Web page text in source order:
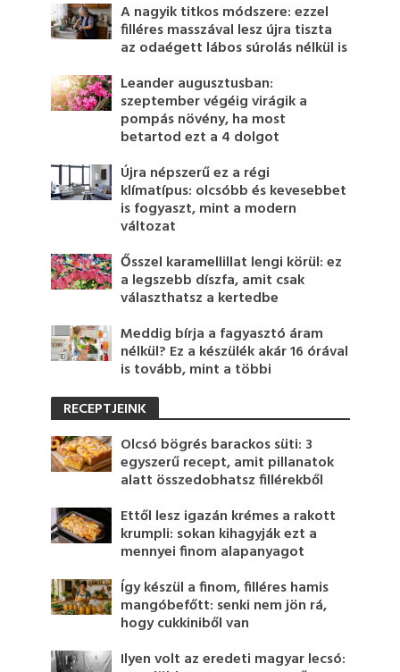
A nagyik titkos módszere: ezzel
filléres masszával lesz újra tiszta
az odaégett lábos súrolás nélkül is
Leander augusztusban:
szeptember végéig virágik a
pompás növény, ha most
betartod ezt a 4 dolgot
Újra népszerű ez a régi
klímatípus: olcsóbb és kevesebbet
is fogyaszt, mint a modern
változat
Ősszel karamellillat lengi körül: ez
a legszebb díszfa, amit csak
választhatsz a kertedbe
Meddig bírja a fagyasztó áram
nélkül? Ez a készülék akár 16 órával
is tovább, mint a többi
RECEPTJEINK
Olcsó bögrés barackos süti: 3
egyszerű recept, amit pillanatok
alatt összedobhatsz fillérekből
Ettől lesz igazán krémes a rakott
krumpli: sokan kihagyják ezt a
mennyei finom alapanyagot
Így készül a finom, filléres hamis
mangóbefőtt: senki nem jön rá,
hogy cukkiniből van
Ilyen volt az eredeti magyar lecsó: